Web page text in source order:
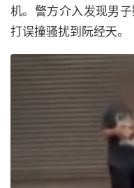
机。警方介入发现男
打误撞骚扰到阮经天。